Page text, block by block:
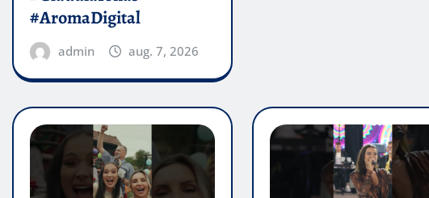
#AromaDigital
admin aug. 7, 2026